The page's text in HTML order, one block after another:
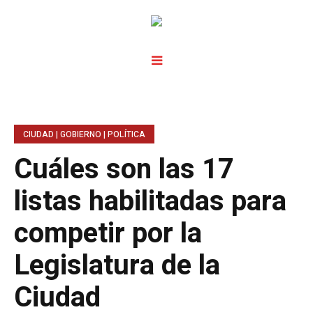
CIUDAD | GOBIERNO | POLÍTICA
Cuáles son las 17
listas habilitadas para
competir por la
Legislatura de la
Ciudad